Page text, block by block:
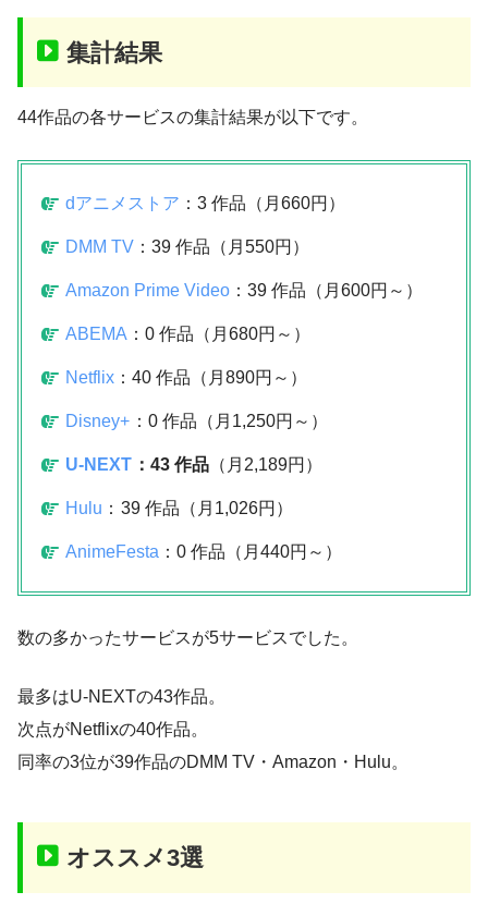
集計結果
44作品の各サービスの集計結果が以下です。
dアニメストア ：3 作品（月660円）
DMM TV ：39 作品（月550円）
Amazon Prime Video ：39 作品（月600円～）
ABEMA ：0 作品（月680円～）
Netflix ：40 作品（月890円～）
Disney+ ：0 作品（月1,250円～）
U-NEXT ：43 作品 （月2,189円）
Hulu ： 39 作品（月1,026円）
AnimeFesta ：0 作品（月440円～）
数の多かったサービスが5サービスでした。
最多はU-NEXTの43作品。
次点がNetflixの40作品。
同率の3位が39作品のDMM TV・Amazon・Hulu。
オススメ3選